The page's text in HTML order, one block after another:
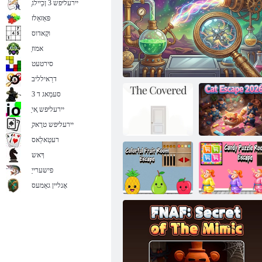
לונ לעוועל :ןפיולטנַא לַאנימיל
בַאל גנושרָאפ ירוקרעמטקעדאב יד
2026 ןפיולטנַא
טַאק
עּפַאקסע םור
טכורפ קיברַאפ
עּפַאקסע םור
שינעטער
גרַאווסיז
ַיירעליּפש 3 ןכַיילג
פּאַזאַלז
וקָאדוס
ַאמוז
סירטעט
דרַאילליב
סעמַאג ד 3
ַיירעליּפש ָאי
ַיירעליּפש טרָאק
רעטַאלַאס
ךָאש
פישערייַ
אָנליין גאַמעס